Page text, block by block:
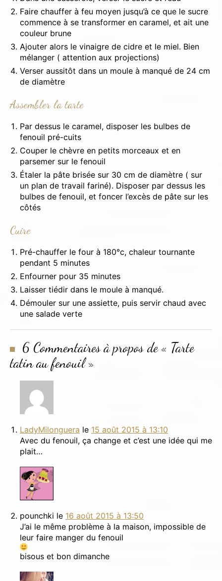
Faire chauffer à feu moyen jusqu’à ce que le sucre
commence à se transformer en caramel, et ait une
couleur brune
Ajouter alors le vinaigre de cidre et le miel. Bien
mélanger ( attention aux projections)
Verser aussitôt dans un moule à manqué de 24 cm
de diamètre
Assembler la tarte
Par dessus le caramel, disposer les bulbes de
fenouil pré-cuits
Couper le chèvre en petits morceaux et en
parsemer sur le fenouil
Étaler la pâte brisée sur 30 cm de diamètre ( sur
un plan de travail fariné). Disposer par dessus les
bulbes de fenouil, et foncer l’excès de pâte sur les
côtés
Cuire
Pré-chauffer le four à 180°c, chaleur tournante
pendant 5 minutes
Enfourner pour 35 minutes
Laisser tiédir dans le moule à manqué.
Démouler sur une assiette, puis servir chaud avec
une salade verte
6 Commentaires à propos de « Tarte
tatin au fenouil »
LadyMilonguera le 15 août 2015 à 13:10
Avec du fenouil, ça change et c’est une idée qui me
plait…
pounchki le 16 août 2015 à 13:50
J’ai le même problème à la maison, impossible de
leur faire manger du fenouil
bisous et bon dimanche
×